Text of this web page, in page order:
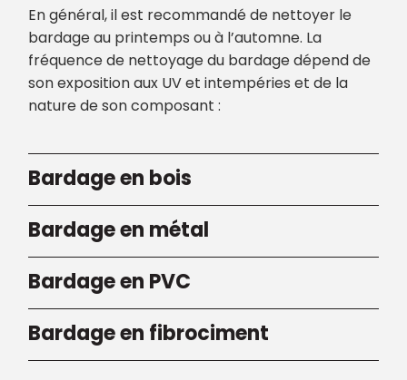
En général, il est recommandé de nettoyer le
bardage au printemps ou à l’automne. La
fréquence de nettoyage du bardage dépend de
son exposition aux UV et intempéries et de la
nature de son composant :
Bardage en bois
Bardage en métal
Bardage en PVC
Bardage en fibrociment